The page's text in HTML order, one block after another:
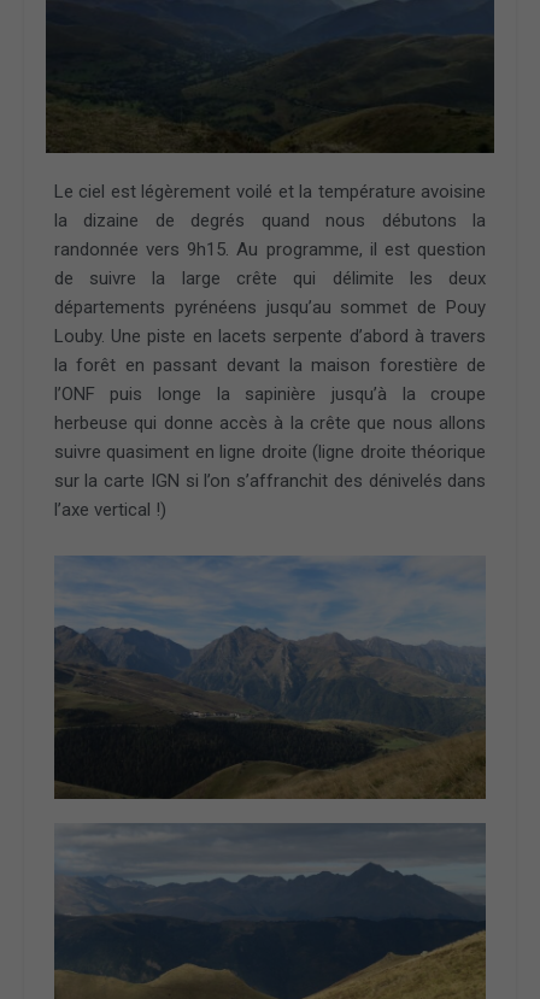
Le ciel est légèrement voilé et la température avoisine
la dizaine de degrés quand nous débutons la
randonnée vers 9h15. Au programme, il est question
de suivre la large crête qui délimite les deux
départements pyrénéens jusqu’au sommet de Pouy
Louby. Une piste en lacets serpente d’abord à travers
la forêt en passant devant la maison forestière de
l’ONF puis longe la sapinière jusqu’à la croupe
herbeuse qui donne accès à la crête que nous allons
suivre quasiment en ligne droite (ligne droite théorique
sur la carte IGN si l’on s’affranchit des dénivelés dans
l’axe vertical !)